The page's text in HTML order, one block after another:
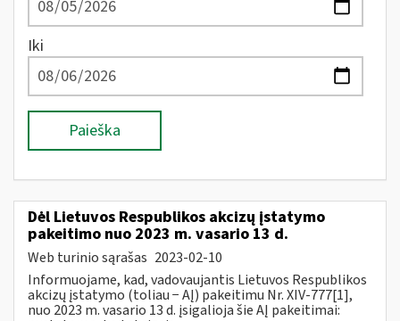
Iki
Paieška
Dėl Lietuvos Respublikos akcizų įstatymo
pakeitimo nuo 2023 m. vasario 13 d.
Web turinio sąrašas 2023-02-10
Informuojame, kad, vadovaujantis Lietuvos Respublikos
akcizų įstatymo (toliau − AĮ) pakeitimu Nr. XIV-777[1],
nuo 2023 m. vasario 13 d. įsigalioja šie AĮ pakeitimai: